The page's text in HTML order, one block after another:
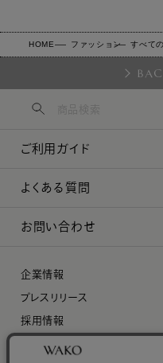
HOME ファッション すべて
ご利用ガイド
よくある質問
お問い合わせ
企業情報
プレスリリース
採用情報
特定商取引に関する法律に基